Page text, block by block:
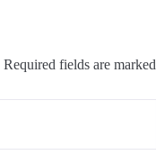
Required fields are marked